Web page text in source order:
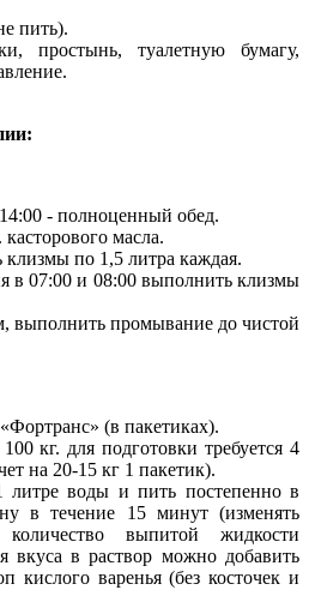
пить).
простынь, туалетную бумагу,
- полноценный обед.
масла.
по 1,5 литра каждая.
в 07:00 и 08:00 выполнить клизмы
выполнить промывание до чистой
(в пакетиках).
кг. для подготовки требуется 4
на 20-15 кг 1 пакетик).
литре воды и пить постепенно в
в течение 15 минут (изменять
выпитой жидкости
в раствор можно добавить
кислого варенья (без косточек и